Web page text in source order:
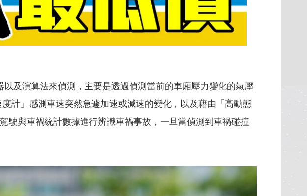
及演算法來偵測，主要是透過偵測當前的車廂壓力變化的氣壓
計」感測車速突然急遽加速或減速的變化，以及藉由「高動態
駛與車禍統計數據進行辨識車禍事故，一旦當偵測到車禍碰撞